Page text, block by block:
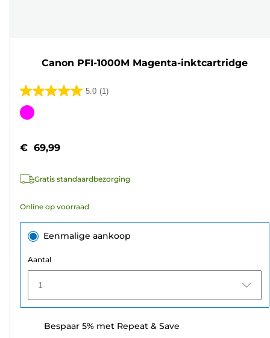
Canon PFI-1000M Magenta-inktcartridge
5.0 (1)
5.0
van
sterren.
beoordeling
Kleurencartridge
€ 69,99
Gratis standaardbezorging
Online op voorraad
Eenmalige aankoop
Aantal
1
Bespaar 5% met Repeat & Save